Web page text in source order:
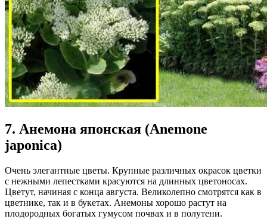
7. Анемона японская (Anemone
japonica)
Очень элегантные цветы. Крупные различных окрасок цветки
с нежными лепестками красуются на длинных цветоносах.
Цветут, начиная с конца августа. Великолепно смотрятся как в
цветнике, так и в букетах. Анемоны хорошо растут на
плодородных богатых гумусом почвах и в полутени.